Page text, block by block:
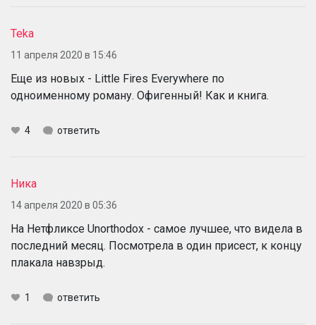
Teka
11 апреля 2020 в 15:46
Еще из новых - Little Fires Everywhere по
одноименному роману. Офигенный! Как и книга.
4 ответить
Ника
14 апреля 2020 в 05:36
На Нетфликсе Unorthodox - самое лучшее, что видела в
последний месяц. Посмотрела в один присест, к концу
плакала навзрыд.
1 ответить